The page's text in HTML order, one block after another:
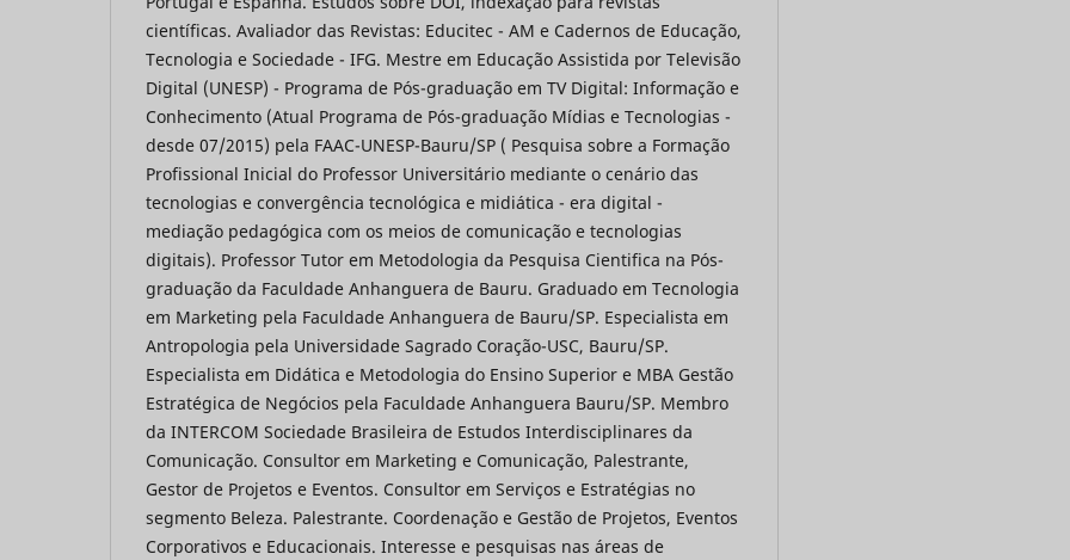
científicas. Avaliador das Revistas: Educitec - AM e Cadernos de Educação,
Tecnologia e Sociedade - IFG. Mestre em Educação Assistida por Televisão
Digital (UNESP) - Programa de Pós-graduação em TV Digital: Informação e
Conhecimento (Atual Programa de Pós-graduação Mídias e Tecnologias -
desde 07/2015) pela FAAC-UNESP-Bauru/SP ( Pesquisa sobre a Formação
Profissional Inicial do Professor Universitário mediante o cenário das
tecnologias e convergência tecnológica e midiática - era digital -
mediação pedagógica com os meios de comunicação e tecnologias
digitais). Professor Tutor em Metodologia da Pesquisa Cientifica na Pós-
graduação da Faculdade Anhanguera de Bauru. Graduado em Tecnologia
em Marketing pela Faculdade Anhanguera de Bauru/SP. Especialista em
Antropologia pela Universidade Sagrado Coração-USC, Bauru/SP.
Especialista em Didática e Metodologia do Ensino Superior e MBA Gestão
Estratégica de Negócios pela Faculdade Anhanguera Bauru/SP. Membro
da INTERCOM Sociedade Brasileira de Estudos Interdisciplinares da
Comunicação. Consultor em Marketing e Comunicação, Palestrante,
Gestor de Projetos e Eventos. Consultor em Serviços e Estratégias no
segmento Beleza. Palestrante. Coordenação e Gestão de Projetos, Eventos
Corporativos e Educacionais. Interesse e pesquisas nas áreas de